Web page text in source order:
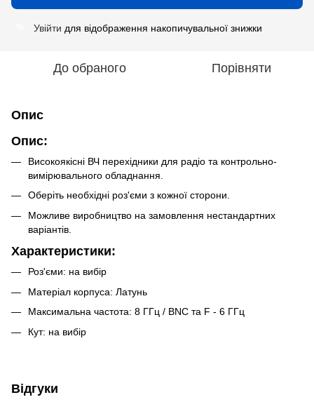
Увійти для відображення накопичувальної знижки
До обраного Порівняти
Опис
Опис:
Високоякісні ВЧ перехідники для радіо та контрольно-
вимірювального обладнання.
Оберіть необхідні роз'єми з кожної сторони.
Можливе виробництво на замовлення нестандартних
варіантів.
Характеристики:
Роз'єми: на вибір
Матеріал корпуса: Латунь
Максимальна частота: 8 ГГц / BNC та F - 6 ГГц
Кут: на вибір
Відгуки